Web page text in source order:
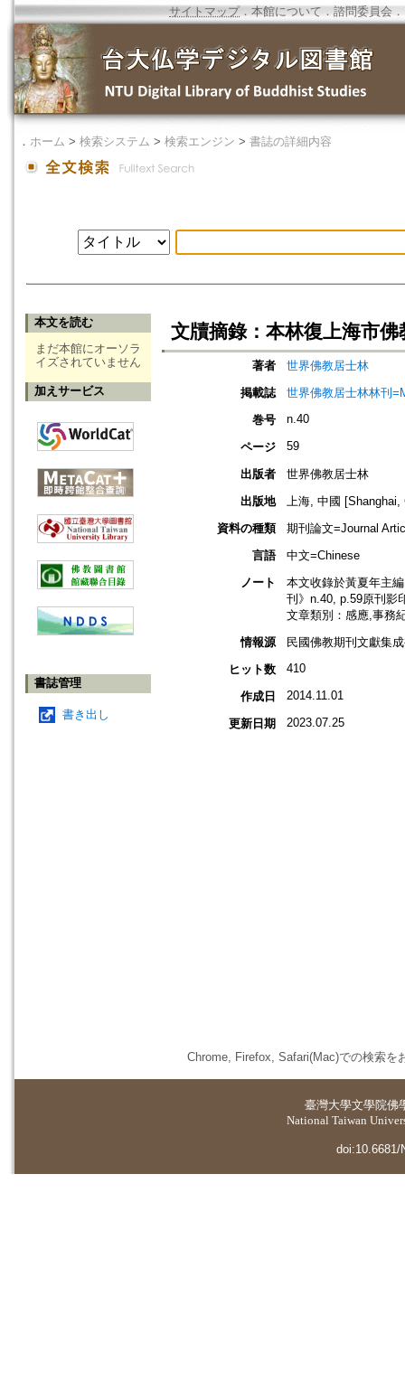
サイトマップ．本館について ． 諮問委員会 ．
． ホーム > 検索システム > 検索エンジン > 書誌の詳細内容
本文を読む
まだ本館にオーソラ
イズされていません
加えサービス
書誌管理
書き出し
文牘摘錄：本林復上海市佛
著者
世界佛教居士林
掲載誌
世界佛教居士林林刊
巻号
n.40
ページ 59
出版者
世界佛教居士林
出版地
上海, 中國 [Shanghai,
資料の種類
期刊論文=Journal
言語
中文=Chinese
ノート
本文收錄於黃夏年主
刊》n.40, p.59原刊影
文章類別：感應,事務
情報源
民國佛教期刊文獻集
ヒット数
410
作成日 2014.11.01
更新日期 2023.07.25
Chrome, Firefox, Safari(Mac)での検索を
臺灣大學文學院佛
National Taiwan
doi:10.6681/